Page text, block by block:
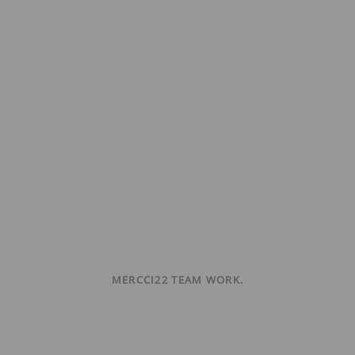
MERCCI22 TEAM WORK.